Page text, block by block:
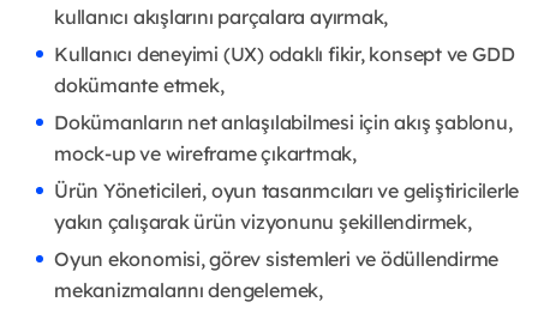
kullanıcı akışlarını parçalara ayırmak,
Kullanıcı deneyimi (UX) odaklı fikir, konsept ve GDD
dokümante etmek,
Dokümanların net anlaşılabilmesi için akış şablonu,
mock-up ve wireframe çıkartmak,
Ürün Yöneticileri, oyun tasarımcıları ve geliştiricilerle
yakın çalışarak ürün vizyonunu şekillendirmek,
Oyun ekonomisi, görev sistemleri ve ödüllendirme
mekanizmalarını dengelemek,